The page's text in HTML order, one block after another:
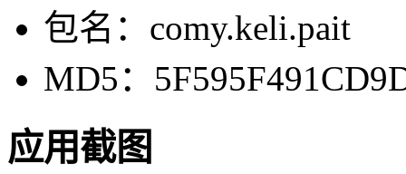
包名：comy.keli.pait
MD5：
应用截图